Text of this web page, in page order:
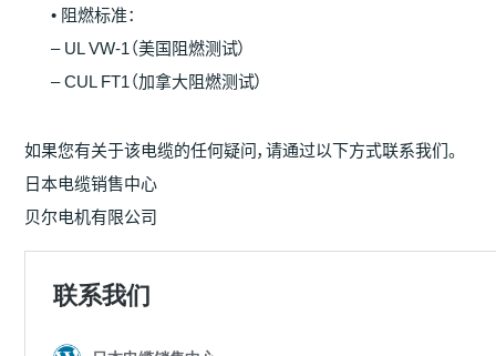
• 阻燃标准：
– UL VW-1（美国阻燃测试）
– CUL FT1（加拿大阻燃测试）
如果您有关于该电缆的任何疑问，请通过以下方式联系我们。
日本电缆销售中心
贝尔电机有限公司